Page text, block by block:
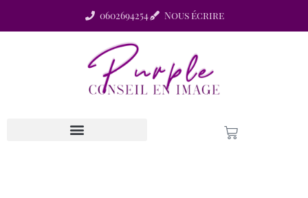
0602694254 Nous écrire
Panier